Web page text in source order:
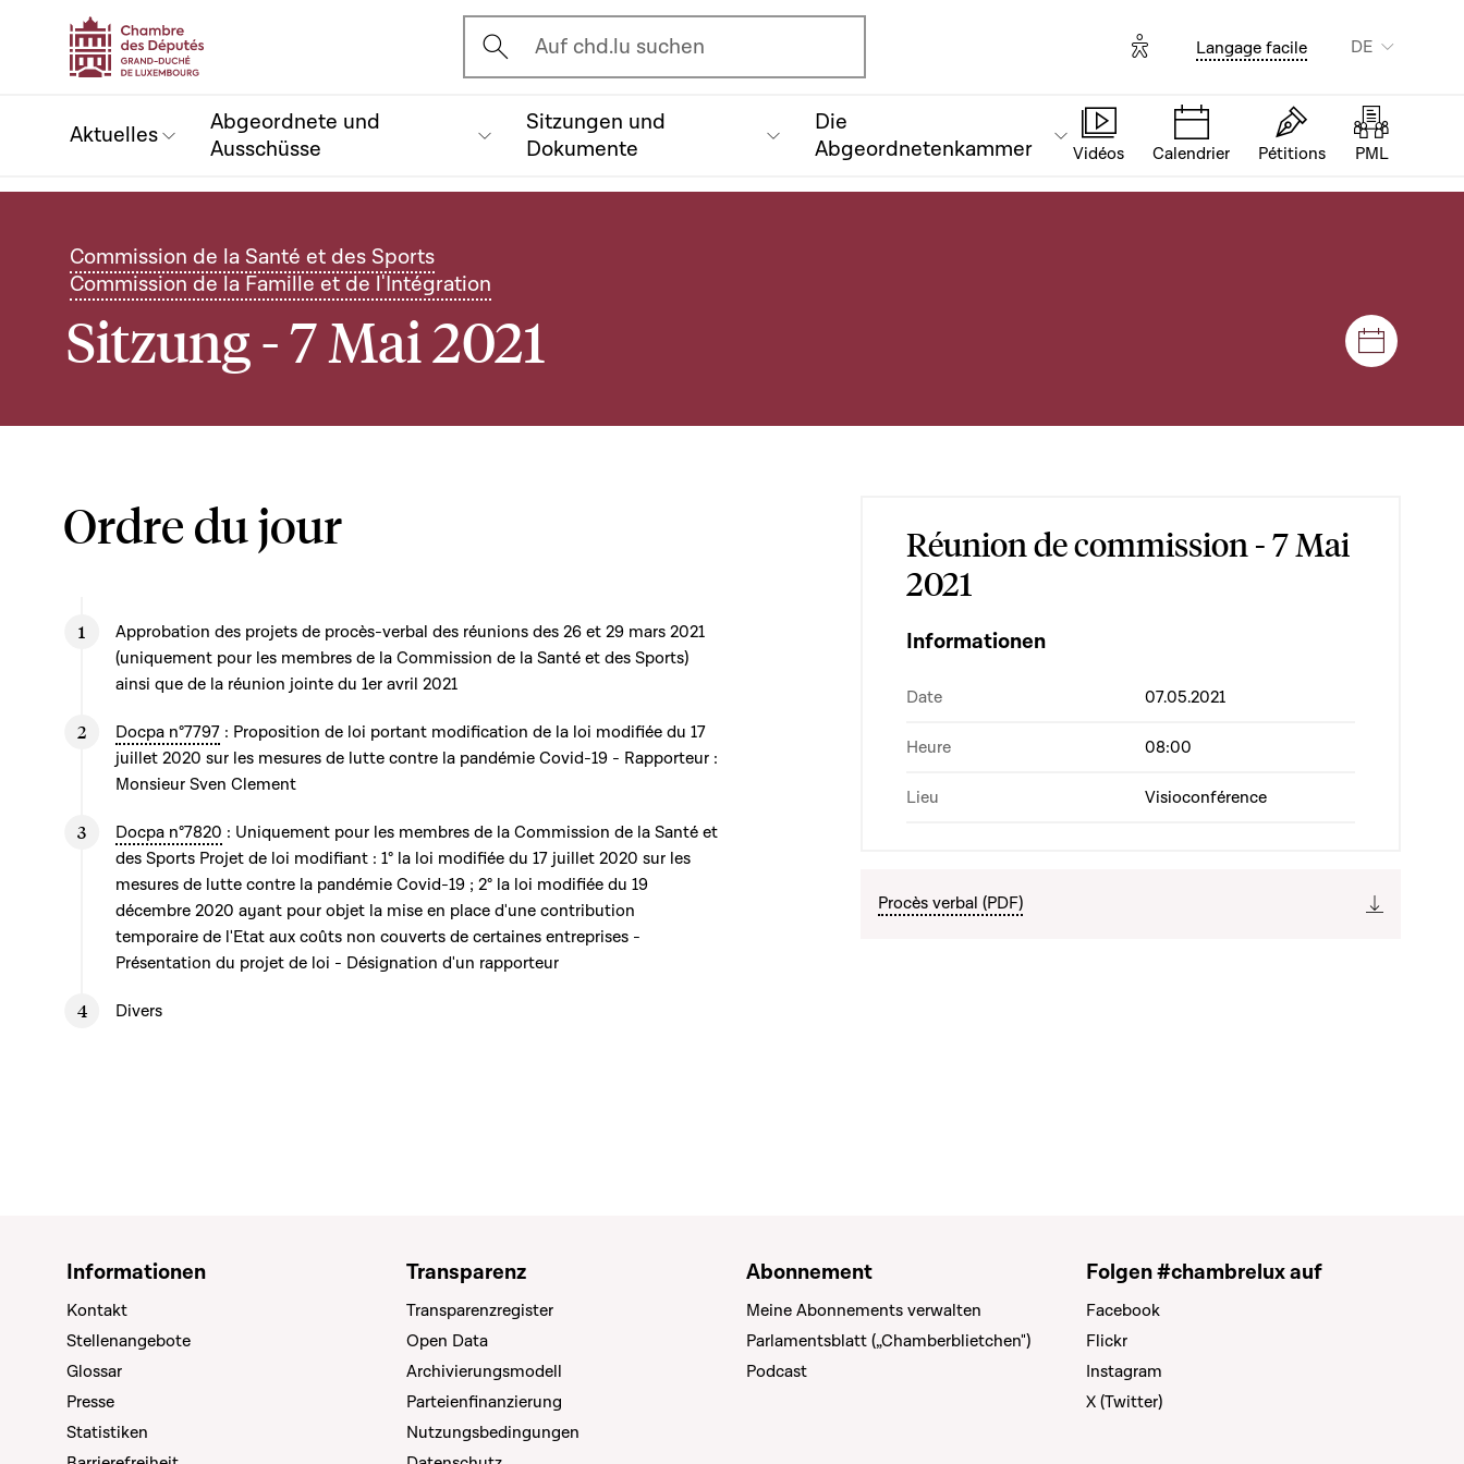
Ouvrir l'écran de recherche
Auf chd.lu suchen Options d'accessibilité
Langage facile DE
Aktuelles
Abgeordnete und
Ausschüsse
Sitzungen und
Dokumente
Die
Abgeordnetenkammer
Vidéos Calendrier Pétitions PML
Commission de la Santé et des Sports
Commission de la Famille et de l'Intégration
Sitzung - 7 Mai 2021 Plenar-
Ordre du jour
Approbation des projets de procès-verbal des réunions des 26 et 29 mars 2021
(uniquement pour les membres de la Commission de la Santé et des Sports)
ainsi que de la réunion jointe du 1er avril 2021
Docpa n°7797 : Proposition de loi portant modification de la loi modifiée du 17
juillet 2020 sur les mesures de lutte contre la pandémie Covid-19 - Rapporteur :
Monsieur Sven Clement
Docpa n°7820 : Uniquement pour les membres de la Commission de la Santé et
des Sports Projet de loi modifiant : 1° la loi modifiée du 17 juillet 2020 sur les
mesures de lutte contre la pandémie Covid-19 ; 2° la loi modifiée du 19
décembre 2020 ayant pour objet la mise en place d'une contribution
temporaire de l'Etat aux coûts non couverts de certaines entreprises -
Présentation du projet de loi - Désignation d'un rapporteur
Divers
Réunion de commission - 7 Mai
2021
Informationen
Date 07.05.2021
Heure 08:00
Lieu Visioconférence
Procès verbal (PDF)
Informationen
Kontakt
Stellenangebote
Glossar
Presse
Statistiken
Transparenz
Transparenzregister
Open Data
Archivierungsmodell
Parteienfinanzierung
Nutzungsbedingungen
Abonnement
Meine Abonnements verwalten
Parlamentsblatt („Chamberblietchen")
Podcast
Folgen #chambrelux auf
Facebook
Flickr
Instagram
X (Twitter)